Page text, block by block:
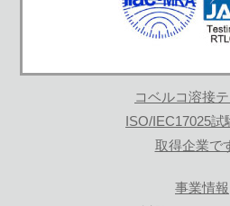
コベルコ溶接
ISO/IEC17025試
取得企業で
事業情報